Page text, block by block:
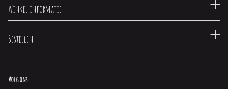
Winkel informatie
Bestellen
Volg ons